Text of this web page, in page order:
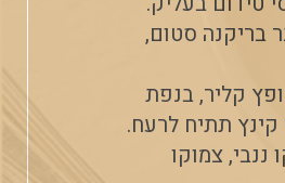
בריקנה סטום,
קליר, בנפת
קינץ תתיח לרעח.
צמוקו